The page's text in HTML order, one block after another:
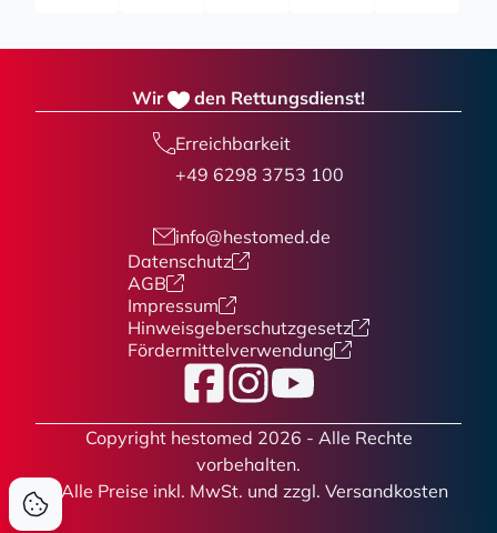
Wir den Rettungsdienst!
Erreichbarkeit
+49 6298 3753 100
info@hestomed.de
Datenschutz
AGB
Impressum
Hinweisgeberschutzgesetz
Fördermittelverwendung
FacebookInstagram
YouTube
Copyright hestomed 2026 - Alle Rechte
vorbehalten.
* Alle Preise inkl. MwSt. und zzgl. Versandkosten